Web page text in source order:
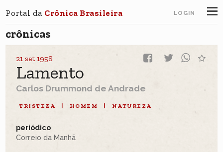
Portal da Crônica Brasileira LOGIN
crônicas
21 set 1958
Lamento
Carlos Drummond de Andrade
TRISTEZA HOMEM NATUREZA
periódico
Correio da Manhã